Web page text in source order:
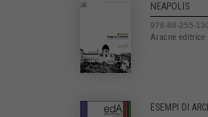
NEAPOLIS
978-88-255-
Aracne editrice
ESEMPI DI